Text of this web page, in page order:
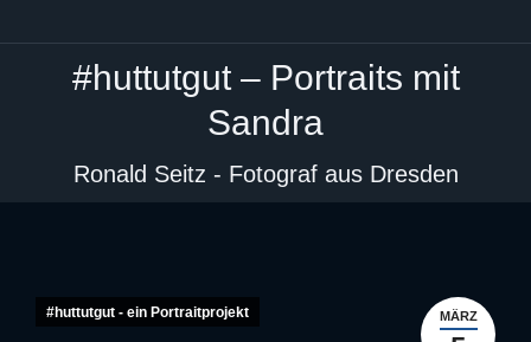
#huttutgut – Portraits mit
Sandra
Ronald Seitz - Fotograf aus Dresden
Sie befinden sich hier:
MÄRZ
#huttutgut - ein Portraitprojekt